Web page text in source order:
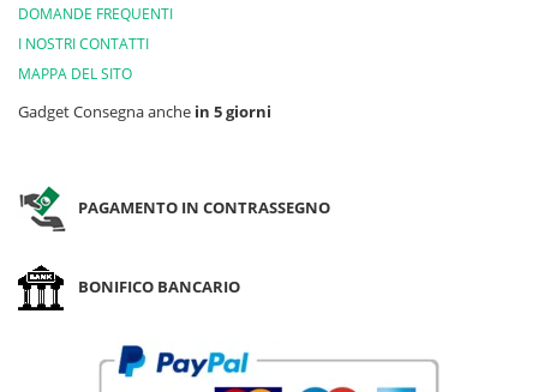
DOMANDE FREQUENTI
I NOSTRI CONTATTI
MAPPA DEL SITO
Gadget Consegna anche in 5 giorni
PAGAMENTO IN CONTRASSEGNO
BONIFICO BANCARIO